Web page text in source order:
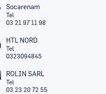
Socarenam
Tel
03 21 97 11 98
HTL NORD
Tel
0323094845
ROLIN SARL
Tel
03 23 20 72 55